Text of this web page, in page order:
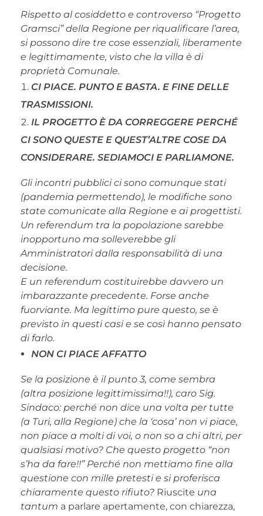
Rispetto al cosiddetto e controverso “Progetto
Gramsci” della Regione per riqualificare l’area,
si possono dire tre cose essenziali, liberamente
e legittimamente, visto che la villa è di
proprietà Comunale.
CI PIACE. PUNTO E BASTA. E FINE DELLE
TRASMISSIONI.
IL PROGETTO È DA CORREGGERE PERCHÉ
CI SONO QUESTE E QUEST’ALTRE COSE DA
CONSIDERARE. SEDIAMOCI E PARLIAMONE.
Gli incontri pubblici ci sono comunque stati
(pandemia permettendo), le modifiche sono
state comunicate alla Regione e ai progettisti.
Un referendum tra la popolazione sarebbe
inopportuno ma solleverebbe gli
Amministratori dalla responsabilità di una
decisione.
E un referendum costituirebbe davvero un
imbarazzante precedente. Forse anche
fuorviante. Ma legittimo pure questo, se è
previsto in questi casi e se così hanno pensato
di farlo.
NON CI PIACE AFFATTO
Se la posizione è il punto 3, come sembra
(altra posizione legittimissima!!), caro Sig.
Sindaco: perché non dice una volta per tutte
(a Turi, alla Regione) che la ‘cosa’ non vi piace,
non piace a molti di voi, o non so a chi altri, per
qualsiasi motivo? Che questo progetto “non
s’ha da fare!!” Perché non mettiamo fine alla
questione con mille pretesti e si proferisca
chiaramente questo rifiuto? Riuscite una
tantum a parlare apertamente, con chiarezza,